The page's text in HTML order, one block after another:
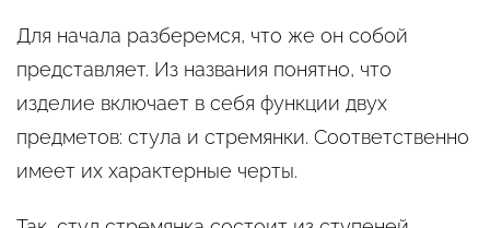
Для начала разберемся, что же он собой
представляет. Из названия понятно, что
изделие включает в себя функции двух
предметов: стула и стремянки. Соответственно
имеет их характерные черты.